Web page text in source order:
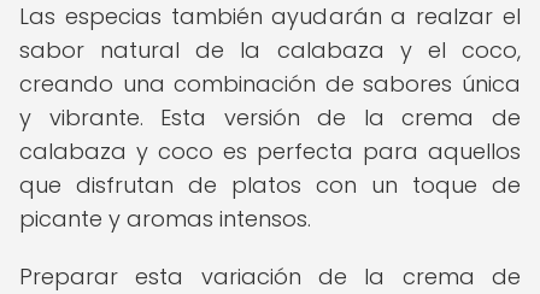
Las especias también ayudarán a realzar el
sabor natural de la calabaza y el coco,
creando una combinación de sabores única
y vibrante. Esta versión de la crema de
calabaza y coco es perfecta para aquellos
que disfrutan de platos con un toque de
picante y aromas intensos.
Preparar esta variación de la crema de